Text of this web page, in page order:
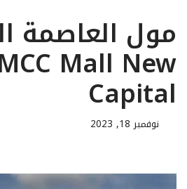
مول العاصمة
Mall New
Capital
نوفمبر 18, 2023